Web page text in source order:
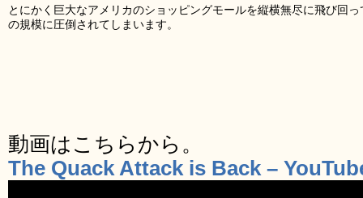
とにかく巨大なアメリカのショッピングモールを縦横無尽に飛び回
の規模に圧倒されてしまいます。
動画はこちらから。
The Quack Attack is Back –